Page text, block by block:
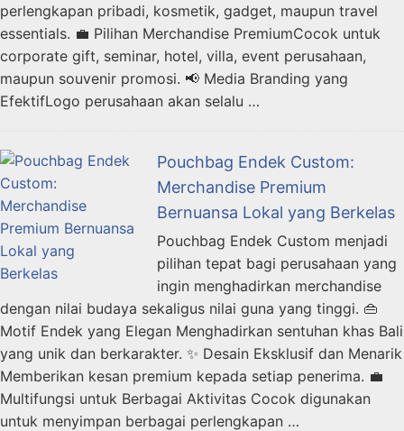
perlengkapan pribadi, kosmetik, gadget, maupun travel
essentials. 💼 Pilihan Merchandise PremiumCocok untuk
corporate gift, seminar, hotel, villa, event perusahaan,
maupun souvenir promosi. 📢 Media Branding yang
EfektifLogo perusahaan akan selalu …
Pouchbag Endek Custom:
Merchandise Premium
Bernuansa Lokal yang Berkelas
Pouchbag Endek Custom menjadi
pilihan tepat bagi perusahaan yang
ingin menghadirkan merchandise
dengan nilai budaya sekaligus nilai guna yang tinggi. 👜
Motif Endek yang Elegan Menghadirkan sentuhan khas Bali
yang unik dan berkarakter. ✨ Desain Eksklusif dan Menarik
Memberikan kesan premium kepada setiap penerima. 💼
Multifungsi untuk Berbagai Aktivitas Cocok digunakan
untuk menyimpan berbagai perlengkapan …